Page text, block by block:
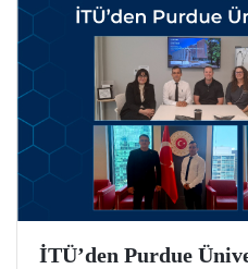
İTÜ’den Purdue